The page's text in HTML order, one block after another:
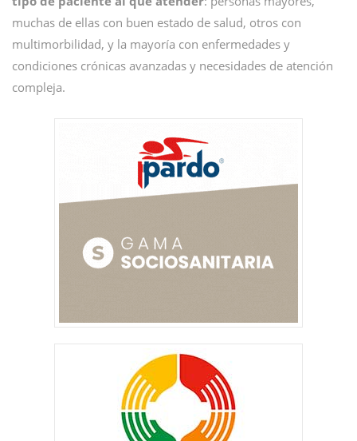
muchas de ellas con buen estado de salud, otros con
multimorbilidad, y la mayoría con enfermedades y
condiciones crónicas avanzadas y necesidades de atención
compleja.